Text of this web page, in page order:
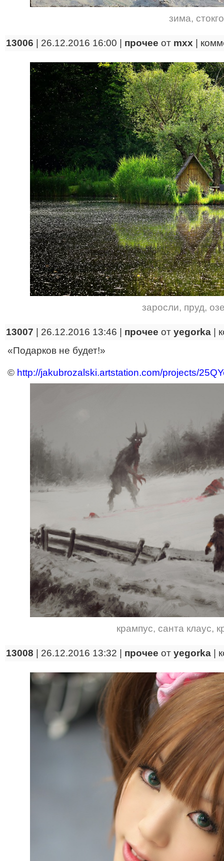
зима,
13006 | 26.12.2016 16:00 | прочее от mxx
заросли, пруд,
13007 | 26.12.2016 13:46 | прочее от yegorka
«Подарков не будет!»
© http://jakubrozalski.artstation.com/projects/
крампус, санта клаус,
13008 | 26.12.2016 13:32 | прочее от yegorka